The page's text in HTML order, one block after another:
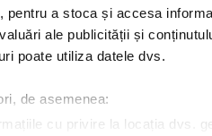
pentru a stoca și accesa
ale publicității și
poate utiliza datele dvs.
de asemenea:
cu privire la locația dvs.
#Funkiss 27 iunie | Cum
adică E LUNI?
LUNI, 27 IUNIE 2022